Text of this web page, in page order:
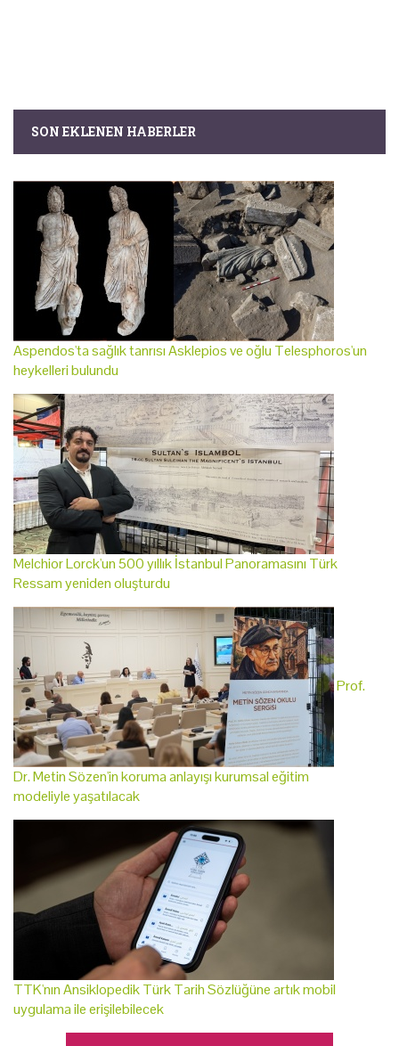
SON EKLENEN HABERLER
Aspendos'ta sağlık tanrısı Asklepios ve oğlu Telesphoros'un
heykelleri bulundu
Melchior Lorck'un 500 yıllık İstanbul Panoramasını Türk
Ressam yeniden oluşturdu
Prof.
Dr. Metin Sözen'in koruma anlayışı kurumsal eğitim
modeliyle yaşatılacak
TTK'nın Ansiklopedik Türk Tarih Sözlüğüne artık mobil
uygulama ile erişilebilecek